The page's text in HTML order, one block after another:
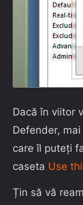
Dacă în viitor
Defender,
care îl puteți
caseta Use
Țin să vă